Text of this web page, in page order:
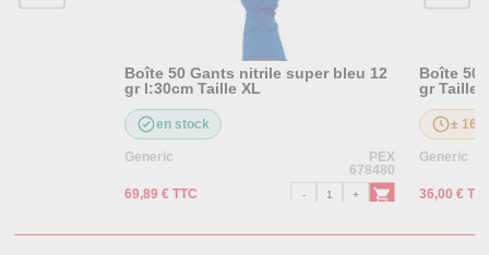
Boîte 50 Gants nitrile super bleu 12
gr l:30cm Taille XL
en stock
Generic
PEX
678480
69,89 € TTC
Boîte 50
gr Taille
± 16
Generic
36,00 €